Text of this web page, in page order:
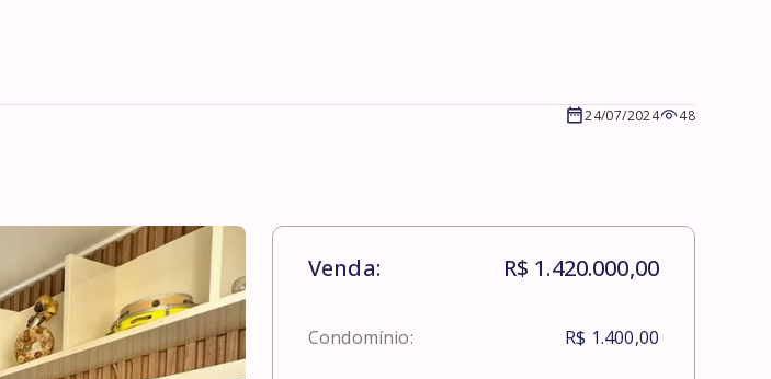
24/07/2024 48
Venda: R$ 1.420.000,00
Condomínio: R$ 1.400,00